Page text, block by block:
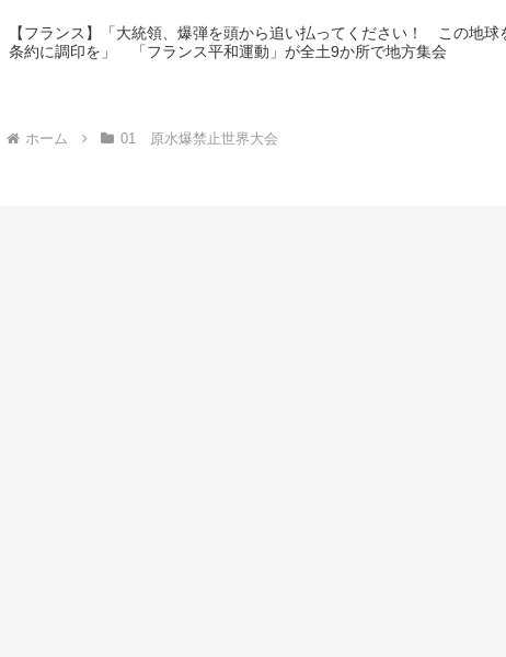
【フランス】「大統領、爆弾を頭から追い払ってください！ この地球
条約に調印を」 「フランス平和運動」が全土9か所で地方集会
ホーム 01 原水爆禁止世界大会